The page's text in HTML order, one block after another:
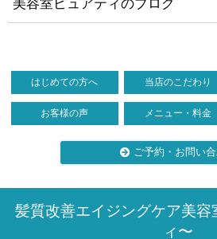
美容室ピュアティのブログ
はじめての方へ 当店のこだわり
お客様の声 メニュー・料金
ご予約・お問い
髪質改善エイジングケア美容
ィ〜